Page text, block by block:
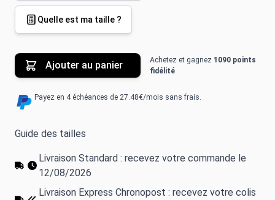
Quelle est ma taille ?
Ajouter au panier Achetez et gagnez 1090 points
fidélité
Payez en 4 échéances de 27.48€/mois sans frais.
Guide des tailles
Livraison Standard : recevez votre commande le
12/08/2026
Livraison Express Chronopost : recevez votre colis